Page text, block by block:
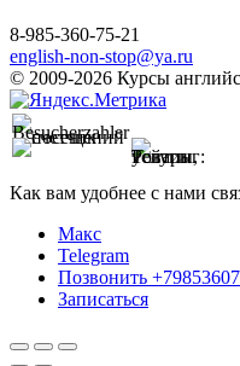
8-985-360-75-21
english-non-stop@ya.ru
© 2009-2026 Курсы
Как вам удобнее с нами
Макс
Telegram
Позвонить
Записаться